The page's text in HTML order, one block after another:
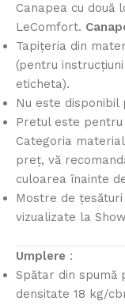
Canapea cu două
LeComfort.
Tapițeria din
(pentru
eticheta).
Nu este disponibil
Pretul este
Categoria
preț, vă
culoarea înainte
Mostre de
vizualizate la
Umplere :
Spătar din spumă
densitate 18 kg/